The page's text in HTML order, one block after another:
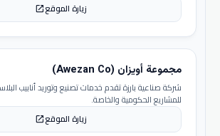
زيارة الموقعopen_in_new
مجموعة أويزان (Awezan Co)
شركة صناعية بارزة تقدم خدمات تصنيع وتوريد أنابيب
للمشاريع الحكومية والخاصة.
زيارة الموقعopen_in_new